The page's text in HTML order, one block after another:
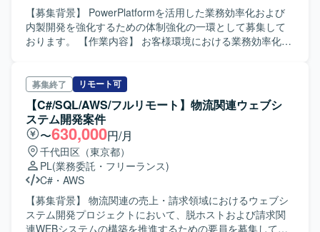
【募集背景】 PowerPlatformを活用した業務効率化および
内製開発を強化するための体制強化の一環として募集して
おります。 【作業内容】 お客様環境における業務効率化対
ントでの顧客調整対応、本業務に関する各種施策の検討・
提案・実施をご担当いただきます。
PowerPlatform（PowerApps、PowerAutomate、PowerBI、
Dataverse 等）を用いた開発・教育・支援に加え、要件定
義、基本設計、詳細設計などの上流工程、設計書や試験項
目書、利用手順書などの各種ドキュメント作成、ユーザ問
い合わせ対応や技術教育支援もお任せいたします。 【求め
る人物像】 主体的に業務を推進し、顧客やチームメンバー
と円滑にコミュニケーションを取りながら、提案および改
善活動をリードしていただける方を求めております。
PowerPlatformを活用した業務改善に強い関心を持ち、自ら
募集終了 リモート可
【C#/SQL/AWS/フルリモート】物流関連ウェブシ
ステム開発案件
〜630,000円/月
千代田区（東京都）
PL(業務委託・フリーランス)
C# ・ AWS
【募集背景】 物流関連の売上・請求領域におけるウェブシ
ステム開発プロジェクトにおいて、脱ホストおよび請求関
連WEBシステムの構築を推進するための要員を募集してお